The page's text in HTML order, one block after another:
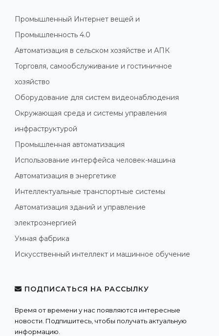
Промышленный Интернет вещей и
Промышленность 4.0
Автоматизация в сельском хозяйстве и АПК
Торговля, самообслуживание и гостиничное
хозяйство
Оборудование для систем видеонаблюдения
Окружающая среда и системы управления
инфраструктурой
Промышленная автоматизация
Использование интерфейса человек-машина
Автоматизация в энергетике
Интеллектуальные транспортные системы
Автоматизация зданий и управление
электроэнергией
Умная фабрика
Искусственный интеллект и машинное обучение
ПОДПИСАТЬСЯ НА РАССЫЛКУ
Время от времени у нас появляются интересные
новости. Подпишитесь, чтобы получать актуальную
информацию.